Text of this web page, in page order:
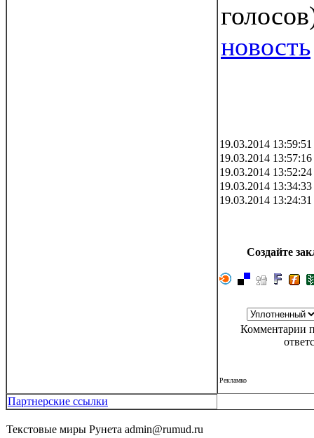
новость
19.03.2014
19.03.2014
19.03.2014
19.03.2014
19.03.2014
Создайте
Комментарии
Рекламко
Партнерские ссылки
Текстовые миры Рунета admin@rumud.ru